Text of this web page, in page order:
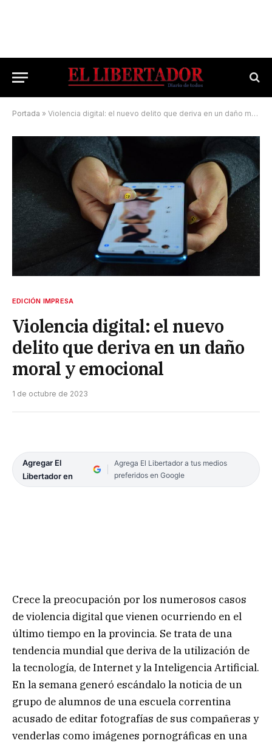
Portada » Violencia digital: el nuevo delito que deriva en un daño moral y emocional
EDICIÓN IMPRESA
Violencia digital: el nuevo
delito que deriva en un daño
moral y emocional
1 de octubre de 2023
Agregar El
Libertador en
Agrega El Libertador a tus medios
preferidos en Google
Crece la preocupación por los numerosos casos
de violencia digital que vienen ocurriendo en el
último tiempo en la provincia. Se trata de una
tendencia mundial que deriva de la utilización de
la tecnología, de Internet y la Inteligencia Artificial.
En la semana generó escándalo la noticia de un
grupo de alumnos de una escuela correntina
acusado de editar fotografías de sus compañeras y
venderlas como imágenes pornográficas en una